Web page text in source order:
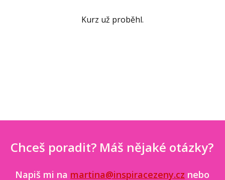
Kurz už proběhl.
Chceš poradit? Máš nějaké otázky?
Napiš mi na martina@inspiracezeny.cz nebo